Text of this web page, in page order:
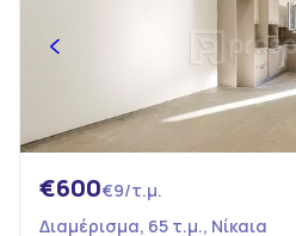
€600€9/τ.μ.
Διαμέρισμα, 65 τ.μ., Νίκαια